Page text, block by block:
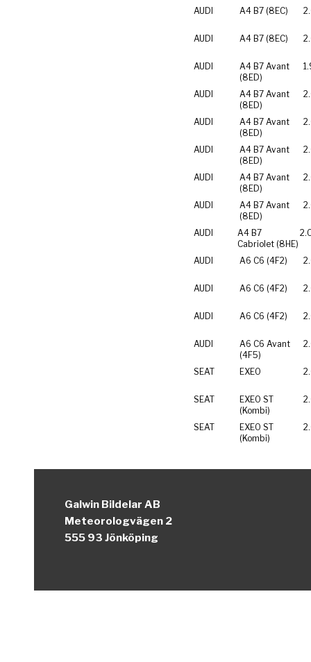
AUDI A4 B7 (8EC)
AUDI A4 B7 (8EC)
AUDI
A4 B7 Avant
(8ED)
AUDI
A4 B7 Avant
(8ED)
AUDI
A4 B7 Avant
(8ED)
AUDI
A4 B7 Avant
(8ED)
AUDI
A4 B7 Avant
(8ED)
AUDI
A4 B7 Avant
(8ED)
AUDI
A4 B7
Cabriolet (8HE)
AUDI A6 C6 (4F2)
AUDI A6 C6 (4F2)
AUDI A6 C6 (4F2)
AUDI
A6 C6 Avant
(4F5)
SEAT EXEO
SEAT
EXEO ST
(Kombi)
SEAT
EXEO ST
(Kombi)
Galwin Bildelar AB
Meteorologvägen 2
555 93 Jönköping